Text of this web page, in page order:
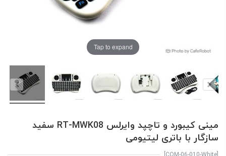
Tap to expand
مینی کیبورد و تاچپد وایرلس RT-MWK08 سفید
سازگار با باتری لیتیومی